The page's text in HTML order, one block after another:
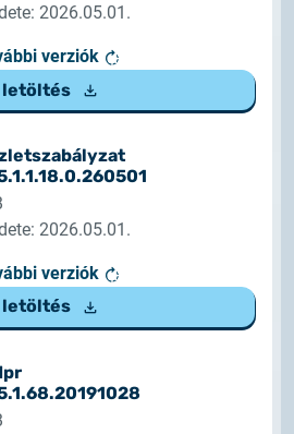
2026.05.01.
verziók
letöltés
2026.05.01.
verziók
letöltés